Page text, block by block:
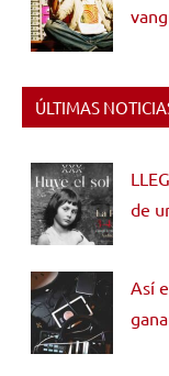
ÚLTIMAS
de
Así